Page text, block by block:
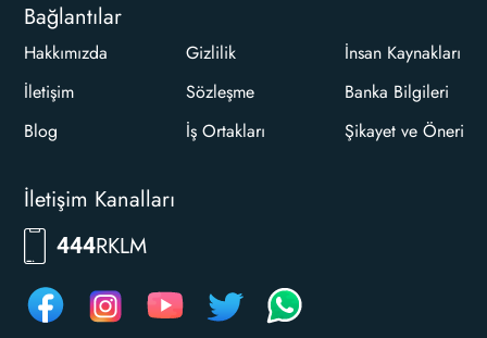
Bağlantılar
Hakkımızda
İletişim
Blog
Gizlilik
Sözleşme
İş Ortakları
İnsan Kaynakları
Banka Bilgileri
Şikayet ve Öneri
İletişim Kanalları
444RKLM